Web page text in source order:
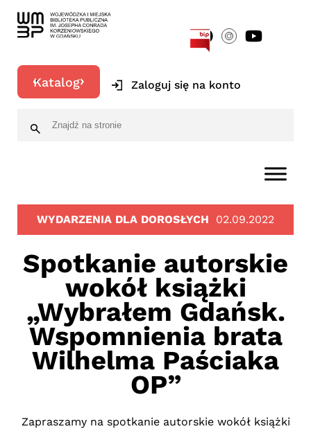
Katalog Zaloguj się na konto
WYDARZENIA DLA DOROSŁYCH 02.09.2022
Spotkanie autorskie
wokół książki
„Wybrałem Gdańsk.
Wspomnienia brata
Wilhelma Paściaka
OP”
Zapraszamy na spotkanie autorskie wokół książki